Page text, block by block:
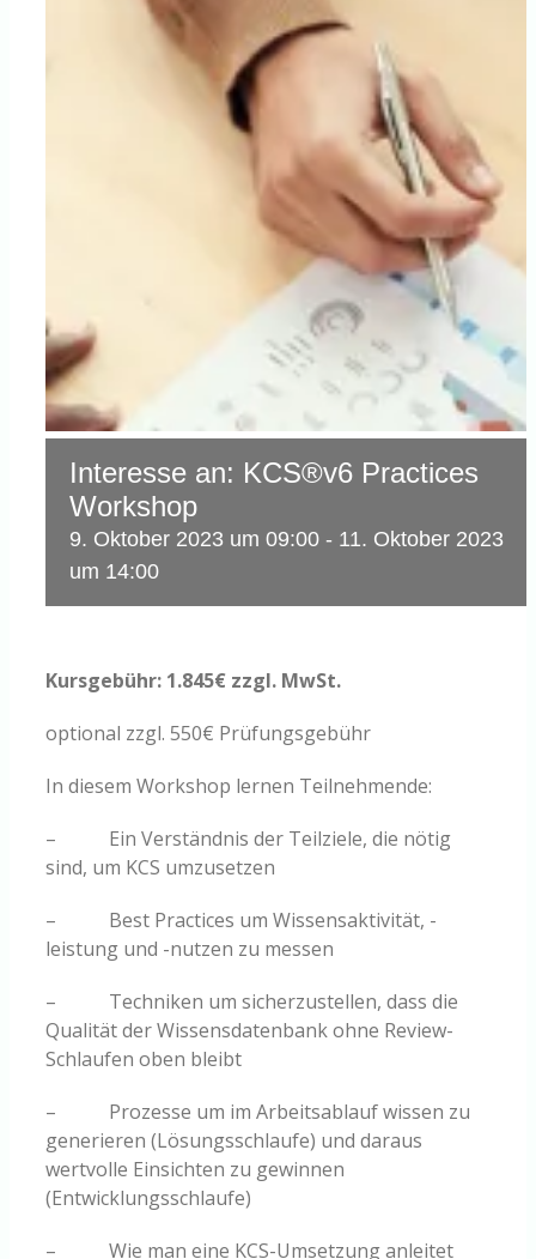
Interesse an: KCS®v6 Practices
Workshop
9. Oktober 2023 um 09:00 - 11. Oktober 2023
um 14:00
Kursgebühr: 1.845€ zzgl. MwSt.
optional zzgl. 550€ Prüfungsgebühr
In diesem Workshop lernen Teilnehmende:
– Ein Verständnis der Teilziele, die nötig
sind, um KCS umzusetzen
– Best Practices um Wissensaktivität, -
leistung und -nutzen zu messen
– Techniken um sicherzustellen, dass die
Qualität der Wissensdatenbank ohne Review-
Schlaufen oben bleibt
– Prozesse um im Arbeitsablauf wissen zu
generieren (Lösungsschlaufe) und daraus
wertvolle Einsichten zu gewinnen
(Entwicklungsschlaufe)
– Wie man eine KCS-Umsetzung anleitet